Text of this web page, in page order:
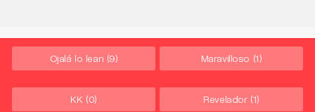
Ojalá lo lean (9) Maravilloso (1)
KK (0) Revelador (1)